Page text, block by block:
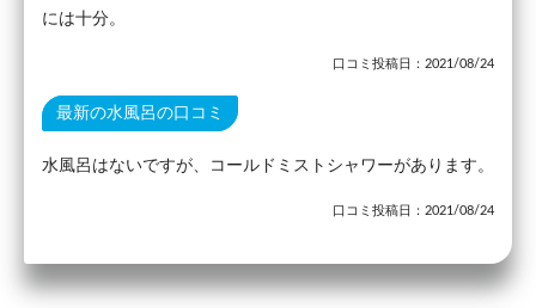
には十分。
口コミ投稿日：2021/08/24
最新の水風呂の口コミ
水風呂はないですが、コールドミストシャワーがあります。
口コミ投稿日：2021/08/24